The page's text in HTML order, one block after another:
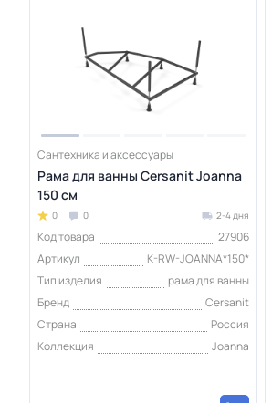
Сантехника и аксессуары
Рама для ванны Cersanit Joanna
150 см
0 0 2-4 дня
Код товара
27906
Артикул
K-RW-JOANNA*150*
Тип изделия
рама для ванны
Бренд
Cersanit
Страна
Россия
Коллекция
Joanna